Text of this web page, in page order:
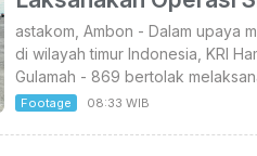
astakom, Ambon - Dalam upaya
di wilayah timur Indonesia, KRI
Gulamah - 869 bertolak
Footage 08:33 WIB